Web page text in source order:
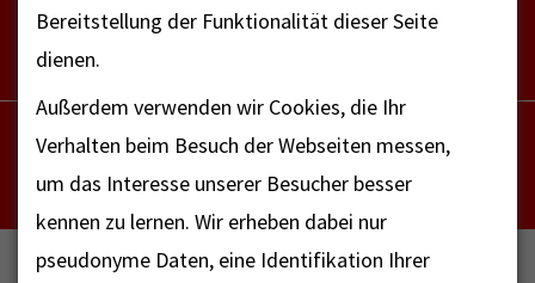
POLIZEI
NOTRUF - FAX FÜR HÖRBEHINDERTE
112
Bereitstellung der Funktionalität dieser Seite
dienen.
Außerdem verwenden wir Cookies, die Ihr
Verhalten beim Besuch der Webseiten messen,
um das Interesse unserer Besucher besser
kennen zu lernen. Wir erheben dabei nur
pseudonyme Daten, eine Identifikation Ihrer